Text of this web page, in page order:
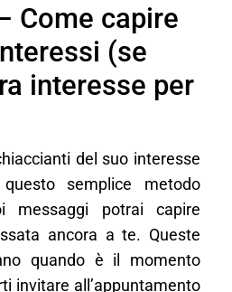
Come capire
(se
interesse per
del suo interesse
semplice metodo
messaggi potrai capire
ancora a te. Queste
quando è il momento
invitare all’appuntamento